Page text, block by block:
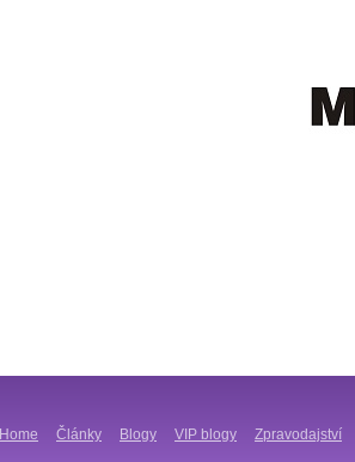
Home Články Blogy VIP blogy Zpravodajství